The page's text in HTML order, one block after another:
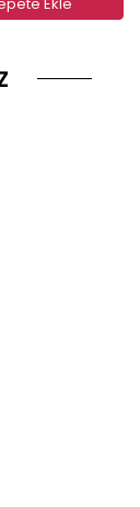
Ekle